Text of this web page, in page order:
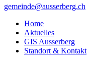
gemeinde@ausserberg.ch
Home
Aktuelles
GIS Ausserberg
Standort & Kontakt